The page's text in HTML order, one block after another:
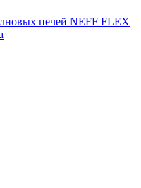
печей NEFF FLEX